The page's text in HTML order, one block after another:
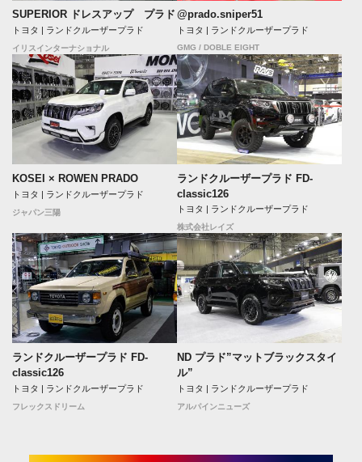
SUPERIOR ドレスアップ プラド
トヨタ | ランドクルーザープラド
イリスインターナショナル
@prado.sniper51
トヨタ | ランドクルーザープラド
GMG / DOBLE EIGHT
KOSEI × ROWEN PRADO
トヨタ | ランドクルーザープラド
ジャパン三陽
ランドクルーザープラド FD-
classic126
トヨタ | ランドクルーザープラド
株式会社レイズ
ランドクルーザープラド FD-
classic126
トヨタ | ランドクルーザープラド
フレックスドリーム
ND プラド”マットブラックスタイ
ル”
トヨタ | ランドクルーザープラド
アルパインニューズ